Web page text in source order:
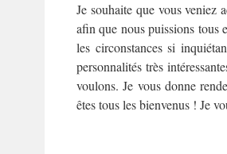
Je souhaite que vous veniez
afin que nous puissions tous
les circonstances si
personnalités très
voulons. Je vous donne
êtes tous les bienvenus ! Je